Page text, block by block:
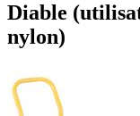
Diable
nylon)